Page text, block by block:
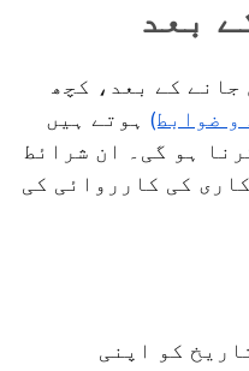
بعد
ہوتے ہیں
ہو گی۔ ان شرائط
کی کارروائی کی
مہینے کی 5 یا 15 تاریخ کو اپنی